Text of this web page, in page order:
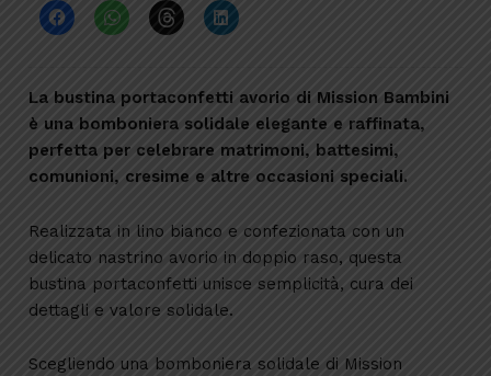
La bustina portaconfetti avorio di Mission Bambini
è una bomboniera solidale elegante e raffinata,
perfetta per celebrare matrimoni, battesimi,
comunioni, cresime e altre occasioni speciali.
Realizzata in lino bianco e confezionata con un
delicato nastrino avorio in doppio raso, questa
bustina portaconfetti unisce semplicità, cura dei
dettagli e valore solidale.
Scegliendo una bomboniera solidale di Mission